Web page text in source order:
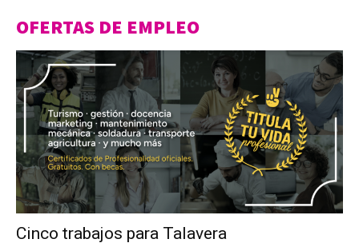
OFERTAS DE EMPLEO
Cinco trabajos para Talavera